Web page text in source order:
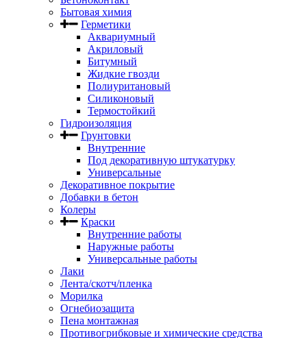
Бытовая химия
Герметики
Аквариумный
Акриловый
Битумный
Жидкие гвозди
Полиуритановый
Силиконовый
Термостойкий
Гидроизоляция
Грунтовки
Внутренние
Под декоративную штукатурку
Универсальные
Декоративное покрытие
Добавки в бетон
Колеры
Краски
Внутренние работы
Наружные работы
Универсальные работы
Лаки
Лента/скотч/пленка
Морилка
Огнебиозащита
Пена монтажная
Противогрибковые и химические средства